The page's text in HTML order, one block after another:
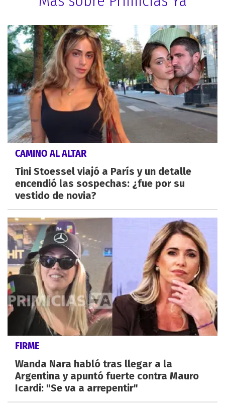
CAMINO AL ALTAR
Tini Stoessel viajó a París y un detalle
encendió las sospechas: ¿fue por su
vestido de novia?
FIRME
Wanda Nara habló tras llegar a la
Argentina y apuntó fuerte contra Mauro
Icardi: "Se va a arrepentir"